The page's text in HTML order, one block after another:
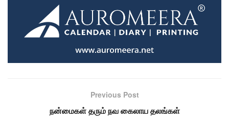
Previous Post
நன்மைகள் தரும் நவ கைலாய தலங்கள்